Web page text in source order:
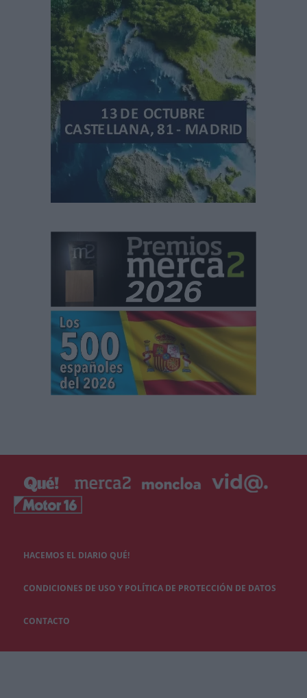
HACEMOS EL DIARIO QUÉ!
CONDICIONES DE USO Y POLÍTICA DE PROTECCIÓN DE DATOS
CONTACTO